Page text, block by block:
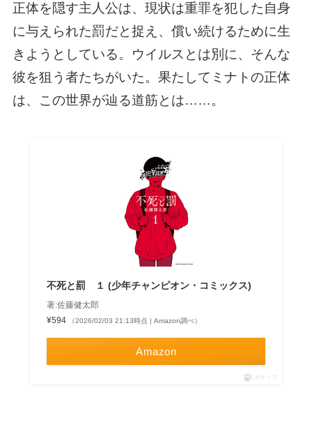
正体を隠す主人公は、現状は重罪を犯した自身
に与えられた罰だと捉え、償い続けるために生
きようとしている。ウイルスとは別に、そんな
彼を狙う者たちがいた。果たしてミナトの正体
は、この世界が辿る道筋とは……。
不死と罰 １ (少年チャンピオン・コミックス)
著:佐藤健太郎
¥594
（2026/02/03 21:13時点 | Amazon調べ）
Amazon
ポチップ